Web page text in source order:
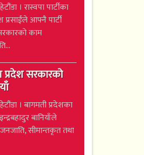
। रास्वपा पार्टीका
आफ्नै पार्टी
काम
प्रदेश सरकारको
। बागमती प्रदेशका
बानियाँले
सीमान्तकृत तथा